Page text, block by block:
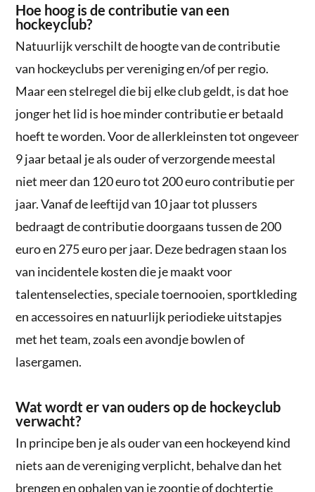
Hoe hoog is de contributie van een
hockeyclub?
Natuurlijk verschilt de hoogte van de contributie
van hockeyclubs per vereniging en/of per regio.
Maar een stelregel die bij elke club geldt, is dat hoe
jonger het lid is hoe minder contributie er betaald
hoeft te worden. Voor de allerkleinsten tot ongeveer
9 jaar betaal je als ouder of verzorgende meestal
niet meer dan 120 euro tot 200 euro contributie per
jaar. Vanaf de leeftijd van 10 jaar tot plussers
bedraagt de contributie doorgaans tussen de 200
euro en 275 euro per jaar. Deze bedragen staan los
van incidentele kosten die je maakt voor
talentenselecties, speciale toernooien, sportkleding
en accessoires en natuurlijk periodieke uitstapjes
met het team, zoals een avondje bowlen of
lasergamen.
Wat wordt er van ouders op de hockeyclub
verwacht?
In principe ben je als ouder van een hockeyend kind
niets aan de vereniging verplicht, behalve dan het
brengen en ophalen van je zoontje of dochtertje